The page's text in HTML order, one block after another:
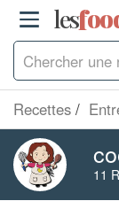
lesfo
Recettes
11